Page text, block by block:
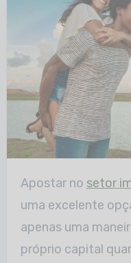
Apostar no setor
uma excelente
apenas uma
próprio capital